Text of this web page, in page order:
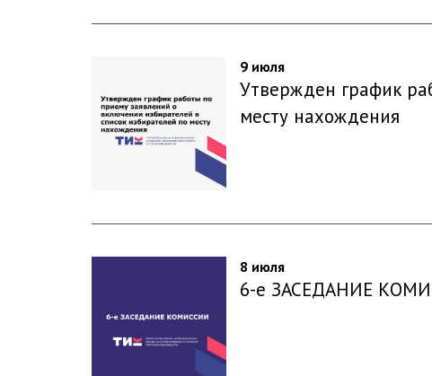
9 июля
Утвержден график
месту нахождения
8 июля
6-е ЗАСЕДАНИЕ